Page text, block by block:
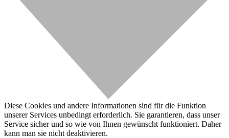
Diese Cookies und andere Informationen sind für die Funktion
unserer Services unbedingt erforderlich. Sie garantieren, dass unser
Service sicher und so wie von Ihnen gewünscht funktioniert. Daher
kann man sie nicht deaktivieren.